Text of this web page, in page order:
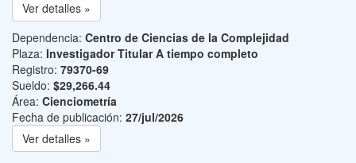
Ver detalles »
Dependencia: Centro de Ciencias de la Complejidad
Plaza: Investigador Titular A tiempo completo
Registro: 79370-69
Sueldo: $29,266.44
Área: Cienciometría
Fecha de publicación: 27/jul/2026
Ver detalles »